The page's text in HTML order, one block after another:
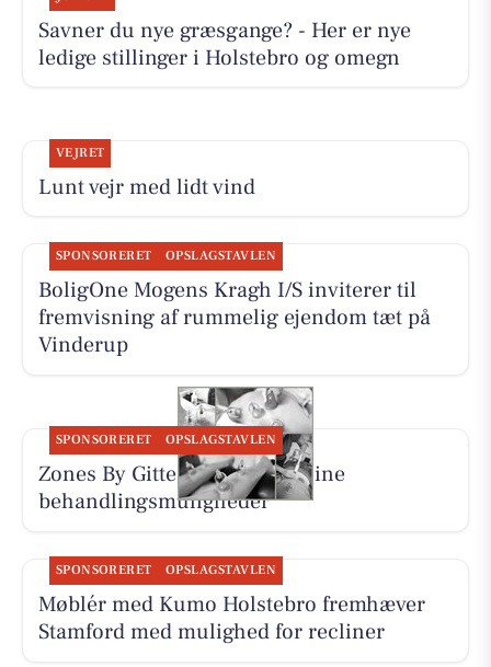
Savner du nye græsgange? - Her er nye
ledige stillinger i Holstebro og omegn
VEJRET
Lunt vejr med lidt vind
SPONSORERET OPSLAGSTAVLEN
BoligOne Mogens Kragh I/S inviterer til
fremvisning af rummelig ejendom tæt på
Vinderup
SPONSORERET OPSLAGSTAVLEN
Zones By Gitte præsenterer sine
behandlingsmuligheder
SPONSORERET OPSLAGSTAVLEN
Møblér med Kumo Holstebro fremhæver
Stamford med mulighed for recliner